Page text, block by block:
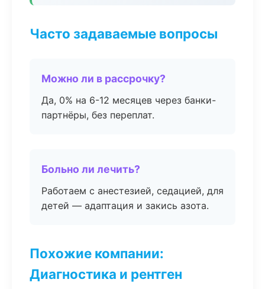
Часто задаваемые вопросы
Можно ли в рассрочку?
Да, 0% на 6-12 месяцев через банки-
партнёры, без переплат.
Больно ли лечить?
Работаем с анестезией, седацией, для
детей — адаптация и закись азота.
Похожие компании:
Диагностика и рентген